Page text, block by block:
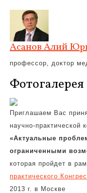
Асанов Алий
профессор, доктор
Фотогалерея
Приглашаем Вас
научно-практической
«Актуальные
ограниченными
которая пройдет в
практического
2013 г. в Москве